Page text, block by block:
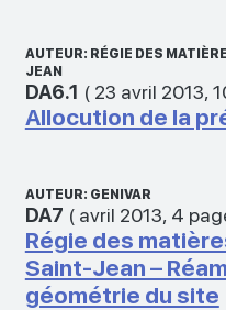
AUTEUR: RÉGIE DES
JEAN
DA6.1 ( 23 avril 2013,
Allocution de la
AUTEUR: GENIVAR
DA7 ( avril 2013, 4
Régie des
Saint-Jean –
géométrie du site